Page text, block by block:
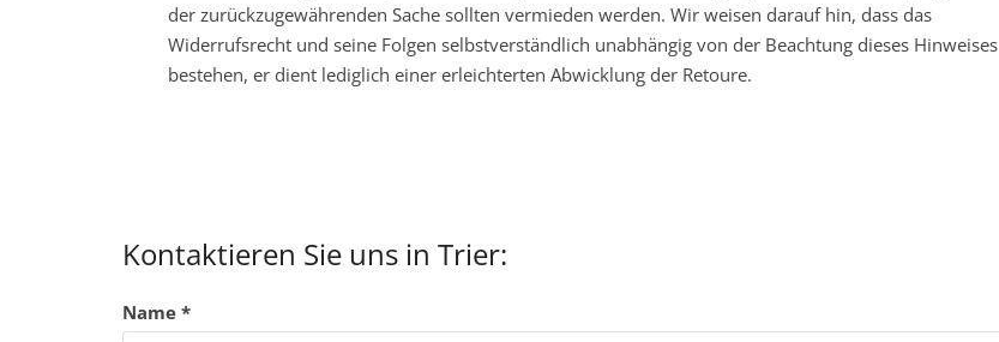
der zurückzugewährenden Sache sollten vermieden werden. Wir weisen darauf hin, dass das
Widerrufsrecht und seine Folgen selbstverständlich unabhängig von der Beachtung dieses Hinweises
bestehen, er dient lediglich einer erleichterten Abwicklung der Retoure.
Kontaktieren Sie uns in Trier:
Name *